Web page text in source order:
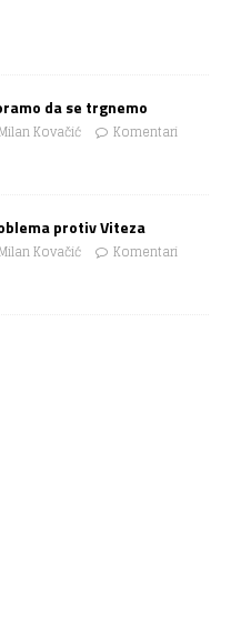
da se trgnemo
Kovačić
Komentari
protiv Viteza
Kovačić
Komentari